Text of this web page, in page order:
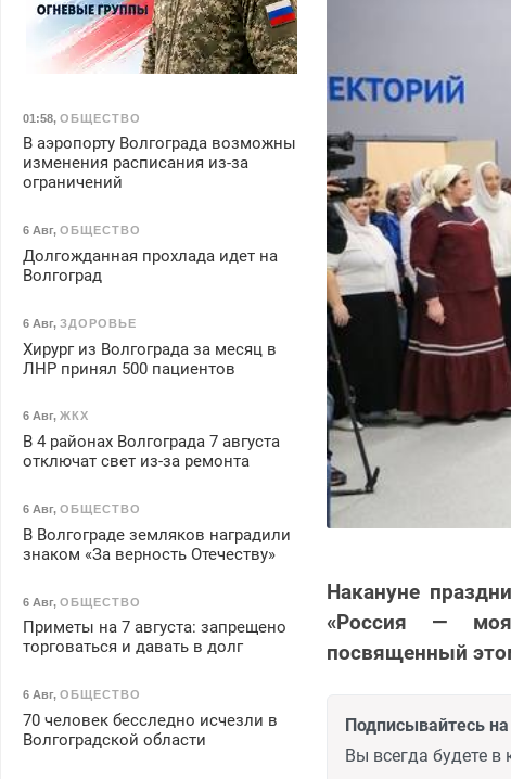
Накануне
«Россия — моя
посвященный
Подписывайтесь
Вы всегда будете в
01:58, ОБЩЕСТВО
В аэропорту Волгограда возможны
изменения расписания из-за
ограничений
6 Авг, ОБЩЕСТВО
Долгожданная прохлада идет на
Волгоград
6 Авг, ЗДОРОВЬЕ
Хирург из Волгограда за месяц в
ЛНР принял 500 пациентов
6 Авг, ЖКХ
В 4 районах Волгограда 7 августа
отключат свет из-за ремонта
6 Авг, ОБЩЕСТВО
В Волгограде земляков наградили
знаком «За верность Отечеству»
6 Авг, ОБЩЕСТВО
Приметы на 7 августа: запрещено
торговаться и давать в долг
6 Авг, ОБЩЕСТВО
70 человек бесследно исчезли в
Волгоградской области